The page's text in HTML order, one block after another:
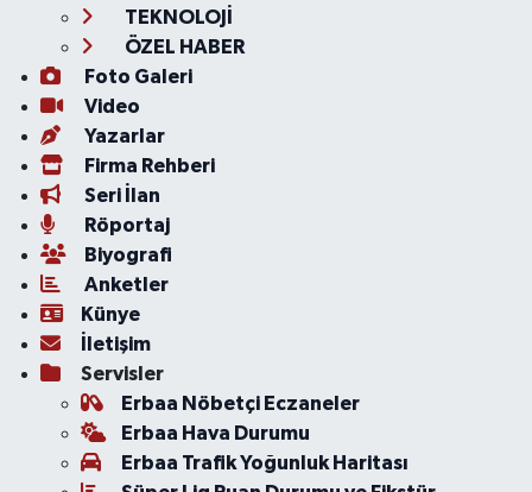
TEKNOLOJİ
ÖZEL HABER
Foto Galeri
Video
Yazarlar
Firma Rehberi
Seri İlan
Röportaj
Biyografi
Anketler
Künye
İletişim
Servisler
Erbaa Nöbetçi Eczaneler
Erbaa Hava Durumu
Erbaa Trafik Yoğunluk Haritası